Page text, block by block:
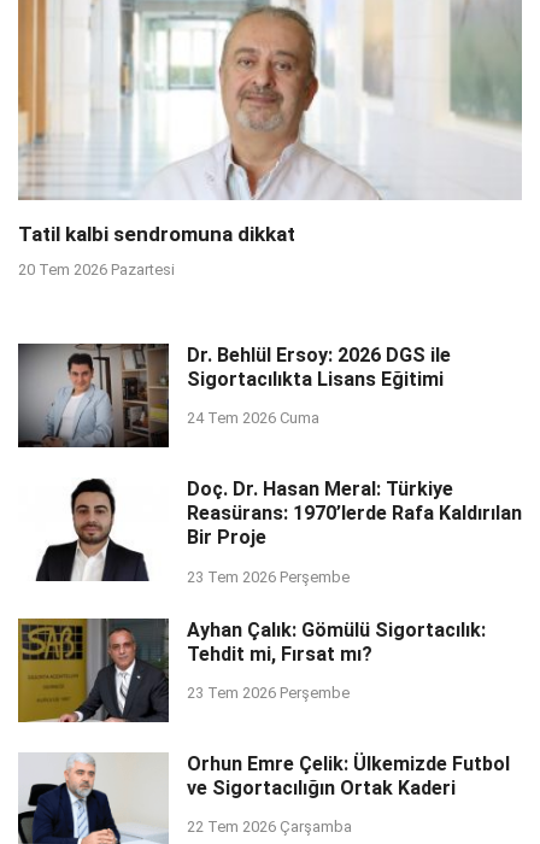
Tatil kalbi sendromuna dikkat
20 Tem 2026 Pazartesi
Dr. Behlül Ersoy: 2026 DGS ile
Sigortacılıkta Lisans Eğitimi
24 Tem 2026 Cuma
Doç. Dr. Hasan Meral: Türkiye
Reasürans: 1970’lerde Rafa Kaldırılan
Bir Proje
23 Tem 2026 Perşembe
Ayhan Çalık: Gömülü Sigortacılık:
Tehdit mi, Fırsat mı?
23 Tem 2026 Perşembe
Orhun Emre Çelik: Ülkemizde Futbol
ve Sigortacılığın Ortak Kaderi
22 Tem 2026 Çarşamba